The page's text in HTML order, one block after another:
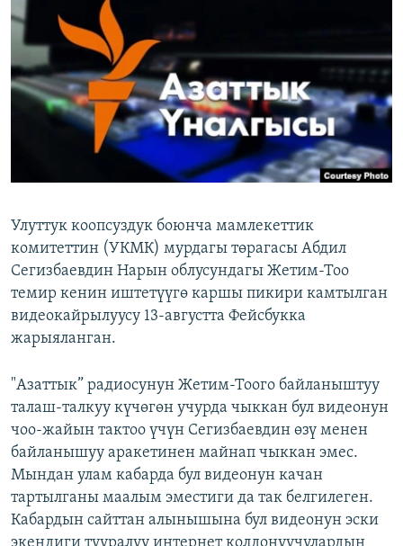
ЭЖЕ-СИҢДИЛЕР
АЗАТТЫК+
ЫҢГАЙСЫЗ СУРООЛОР
ОНЛАЙН ШЕРИНЕ
ЭЕ/АРнун бардык сайттары
Улуттук коопсуздук боюнча мамлекеттик
комитеттин (УКМК) мурдагы төрагасы Абдил
Сегизбаевдин Нарын облусундагы Жетим-Тоо
темир кенин иштетүүгө каршы пикири камтылган
видеокайрылуусу 13-августта Фейсбукка
жарыяланган.
"Азаттык” радиосунун Жетим-Тоого байланыштуу
талаш-талкуу күчөгөн учурда чыккан бул видеонун
чоо-жайын тактоо үчүн Сегизбаевдин өзү менен
байланышуу аракетинен майнап чыккан эмес.
Мындан улам кабарда бул видеонун качан
тартылганы маалым эместиги да так белгилеген.
Кабардын сайттан алынышына бул видеонун эски